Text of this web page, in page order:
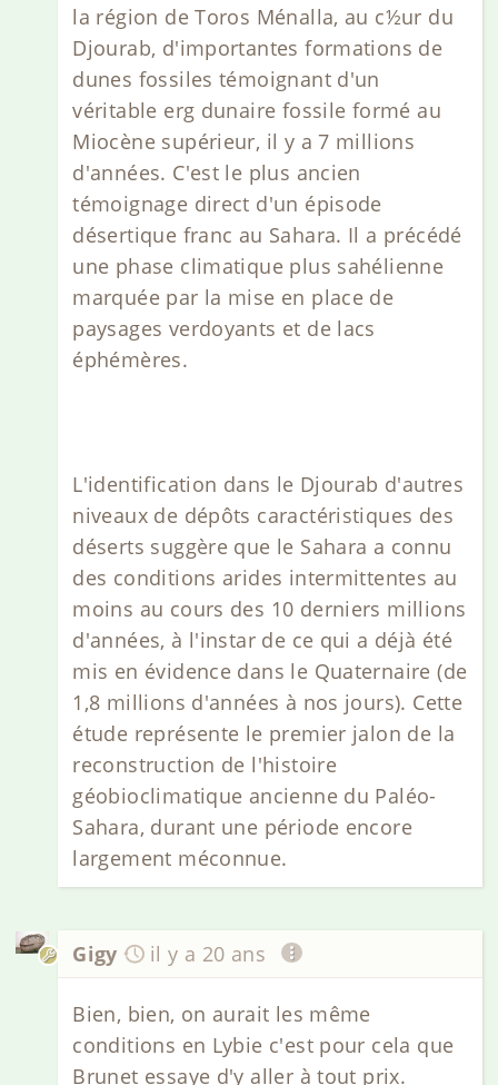
la région de Toros Ménalla, au c½ur du
Djourab, d'importantes formations de
dunes fossiles témoignant d'un
véritable erg dunaire fossile formé au
Miocène supérieur, il y a 7 millions
d'années. C'est le plus ancien
témoignage direct d'un épisode
désertique franc au Sahara. Il a précédé
une phase climatique plus sahélienne
marquée par la mise en place de
paysages verdoyants et de lacs
éphémères.
L'identification dans le Djourab d'autres
niveaux de dépôts caractéristiques des
déserts suggère que le Sahara a connu
des conditions arides intermittentes au
moins au cours des 10 derniers millions
d'années, à l'instar de ce qui a déjà été
mis en évidence dans le Quaternaire (de
1,8 millions d'années à nos jours). Cette
étude représente le premier jalon de la
reconstruction de l'histoire
géobioclimatique ancienne du Paléo-
Sahara, durant une période encore
largement méconnue.
Gigy il y a 20 ans
Bien, bien, on aurait les même
conditions en Lybie c'est pour cela que
Brunet essaye d'y aller à tout prix.